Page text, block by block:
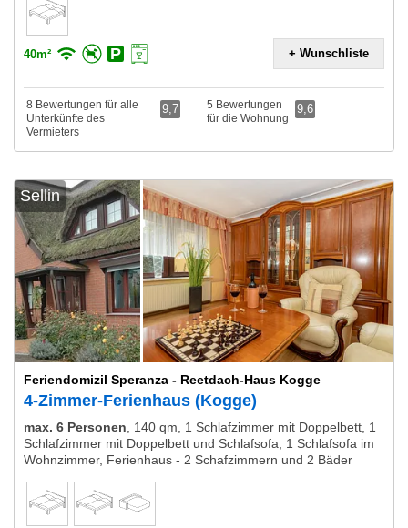
40m² + Wunschliste
8 Bewertungen für alle
Unterkünfte des
Vermieters
9,7
5 Bewertungen
für die Wohnung
9,6
Sellin
Feriendomizil Speranza - Reetdach-Haus Kogge
4-Zimmer-Ferienhaus (Kogge)
max. 6 Personen
140 qm, 1 Schlafzimmer mit Doppelbett, 1
Schlafzimmer mit Doppelbett und Schlafsofa, 1 Schlafsofa im
Wohnzimmer, Ferienhaus - 2 Schafzimmern und 2 Bäder